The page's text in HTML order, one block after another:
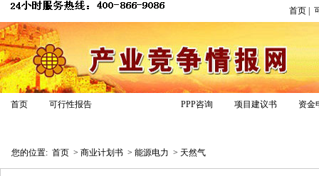
首页
首页 可行性报告 PPP咨询 项目建议书 资金
您的位置: 首页 > 商业计划书 > 能源电力 > 天然气